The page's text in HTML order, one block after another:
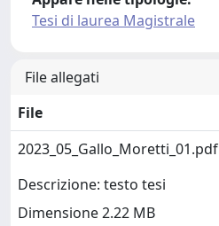
Tesi di laurea Magistrale
File allegati
File
2023_05_Gallo_Moretti_01.pdf
Descrizione: testo tesi
Dimensione 2.22 MB